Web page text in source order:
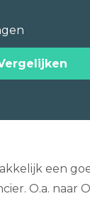
een
O.a. naar